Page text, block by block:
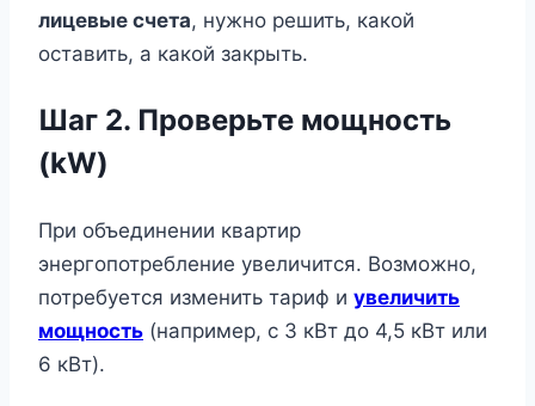
лицевые счета, нужно решить, какой
оставить, а какой закрыть.
Шаг 2. Проверьте мощность
(kW)
При объединении квартир
энергопотребление увеличится. Возможно,
потребуется изменить тариф и увеличить
мощность (например, с 3 кВт до 4,5 кВт или
6 кВт).